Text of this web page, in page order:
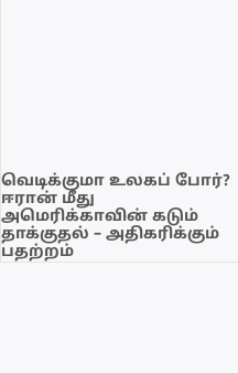
வெடிக்குமா உலகப் போர்?
ஈரான் மீது
அமெரிக்காவின் கடும்
தாக்குதல் – அதிகரிக்கும்
பதற்றம்